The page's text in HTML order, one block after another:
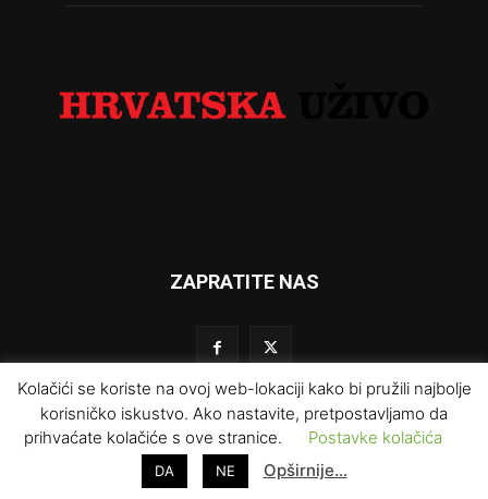
ZAPRATITE NAS
Kontakt O nama
Prodaja i marketing
Redakcija Pravila privatnosti
Kolačići se koriste na ovoj web-lokaciji kako bi pružili najbolje
korisničko iskustvo. Ako nastavite, pretpostavljamo da
prihvaćate kolačiće s ove stranice.
Postavke kolačića
DA NE Opširnije…